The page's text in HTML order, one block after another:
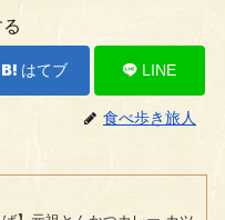
はてブ LINE
食べ歩き旅人